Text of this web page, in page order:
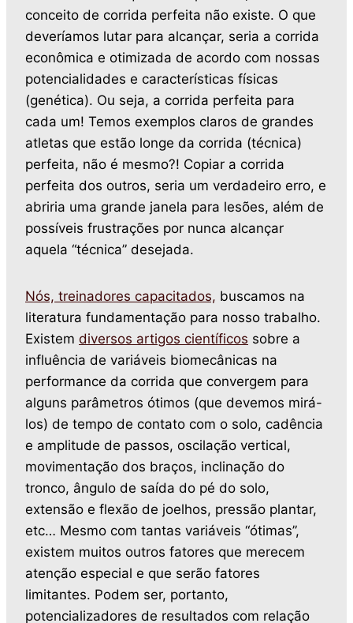
conceito de corrida perfeita não existe. O que
deveríamos lutar para alcançar, seria a corrida
econômica e otimizada de acordo com nossas
potencialidades e características físicas
(genética). Ou seja, a corrida perfeita para
cada um! Temos exemplos claros de grandes
atletas que estão longe da corrida (técnica)
perfeita, não é mesmo?! Copiar a corrida
perfeita dos outros, seria um verdadeiro erro, e
abriria uma grande janela para lesões, além de
possíveis frustrações por nunca alcançar
aquela “técnica” desejada.
Nós, treinadores capacitados, buscamos na
literatura fundamentação para nosso trabalho.
Existem diversos artigos científicos sobre a
influência de variáveis biomecânicas na
performance da corrida que convergem para
alguns parâmetros ótimos (que devemos mirá-
los) de tempo de contato com o solo, cadência
e amplitude de passos, oscilação vertical,
movimentação dos braços, inclinação do
tronco, ângulo de saída do pé do solo,
extensão e flexão de joelhos, pressão plantar,
etc… Mesmo com tantas variáveis “ótimas”,
existem muitos outros fatores que merecem
atenção especial e que serão fatores
limitantes. Podem ser, portanto,
potencializadores de resultados com relação